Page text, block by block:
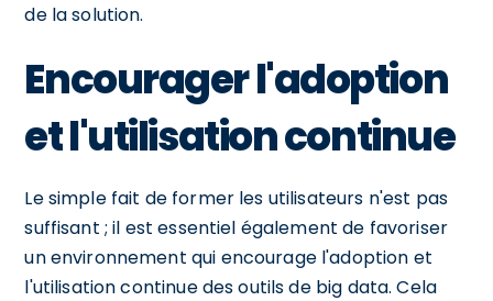
de la solution.
Encourager l'adoption
et l'utilisation continue
Le simple fait de former les utilisateurs n'est pas
suffisant ; il est essentiel également de favoriser
un environnement qui encourage l'adoption et
l'utilisation continue des outils de big data. Cela